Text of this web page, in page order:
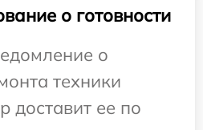
о готовности
о
техники
доставит ее по